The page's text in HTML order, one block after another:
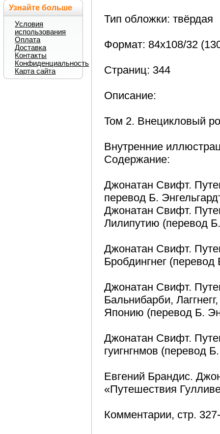
Тип обложки: твёрдая
Формат: 84x108/32
Страниц: 344
Описание:
Том 2. Внецикловый
Внутренние
Содержание:
Джонатан Свифт.
перевод Б.
Джонатан Свифт.
Лилипутию (перевод
Джонатан Свифт.
Бробдингнег (перевод
Джонатан Свифт.
Бальнибарби,
Японию (перевод Б.
Джонатан Свифт.
гуигнгнмов (перевод
Евгений Брандис.
«Путешествия
Комментарии, стр.
Узнайте больше
Условия
использования
Оплата
Доставка
Контакты
Конфиденциальность
Карта сайта